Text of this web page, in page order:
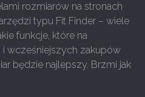
rozmiarów na stronach
typu Fit Finder – wiele
funkcje, które na
wcześniejszych zakupów
będzie najlepszy. Brzmi jak